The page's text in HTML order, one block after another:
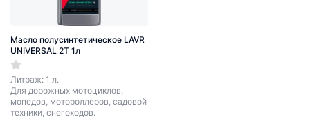
Масло полусинтетическое LAVR
UNIVERSAL 2T 1л
Литраж: 1 л.
Для дорожных мотоциклов,
мопедов, мотороллеров, садовой
техники, снегоходов.